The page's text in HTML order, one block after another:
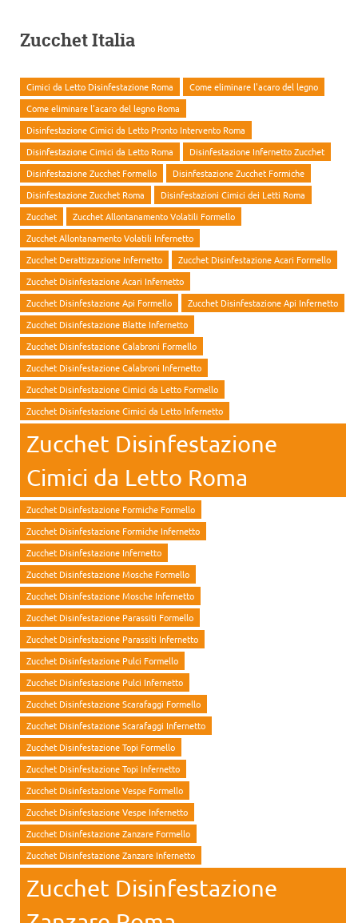
Zucchet Italia
Cimici da Letto Disinfestazione Roma
Come eliminare l'acaro del legno
Come eliminare l'acaro del legno Roma
Disinfestazione Cimici da Letto Pronto Intervento Roma
Disinfestazione Cimici da Letto Roma
Disinfestazione Infernetto Zucchet
Disinfestazione Zucchet Formello
Disinfestazione Zucchet Formiche
Disinfestazione Zucchet Roma
Disinfestazioni Cimici dei Letti Roma
Zucchet
Zucchet Allontanamento Volatili Formello
Zucchet Allontanamento Volatili Infernetto
Zucchet Derattizzazione Infernetto
Zucchet Disinfestazione Acari Formello
Zucchet Disinfestazione Acari Infernetto
Zucchet Disinfestazione Api Formello
Zucchet Disinfestazione Api Infernetto
Zucchet Disinfestazione Blatte Infernetto
Zucchet Disinfestazione Calabroni Formello
Zucchet Disinfestazione Calabroni Infernetto
Zucchet Disinfestazione Cimici da Letto Formello
Zucchet Disinfestazione Cimici da Letto Infernetto
Zucchet Disinfestazione
Cimici da Letto Roma
Zucchet Disinfestazione Formiche Formello
Zucchet Disinfestazione Formiche Infernetto
Zucchet Disinfestazione Infernetto
Zucchet Disinfestazione Mosche Formello
Zucchet Disinfestazione Mosche Infernetto
Zucchet Disinfestazione Parassiti Formello
Zucchet Disinfestazione Parassiti Infernetto
Zucchet Disinfestazione Pulci Formello
Zucchet Disinfestazione Pulci Infernetto
Zucchet Disinfestazione Scarafaggi Formello
Zucchet Disinfestazione Scarafaggi Infernetto
Zucchet Disinfestazione Topi Formello
Zucchet Disinfestazione Topi Infernetto
Zucchet Disinfestazione Vespe Formello
Zucchet Disinfestazione Vespe Infernetto
Zucchet Disinfestazione Zanzare Formello
Zucchet Disinfestazione Zanzare Infernetto
Zucchet Disinfestazione